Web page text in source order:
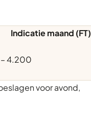
Indicatie maand (FT)
4.200
voor avond,